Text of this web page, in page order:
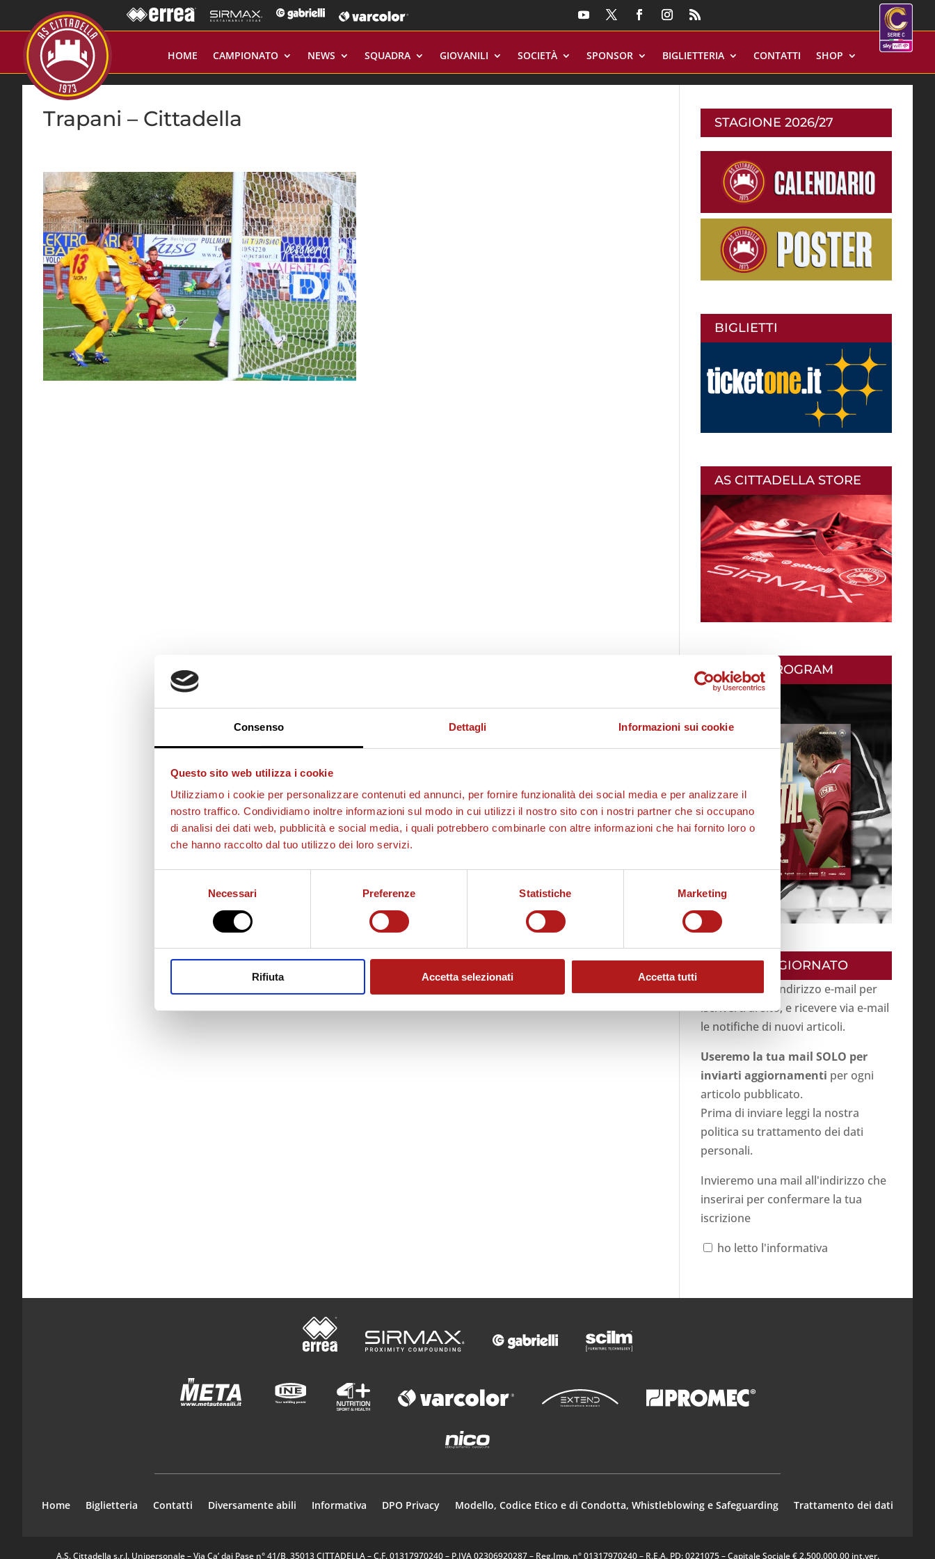
Consenso Dettagli Informazioni sui cookie
Questo sito web utilizza i cookie
Utilizziamo i cookie per personalizzare contenuti ed annunci, per fornire funzionalità dei social media e per analizzare il
nostro traffico. Condividiamo inoltre informazioni sul modo in cui utilizzi il nostro sito con i nostri partner che si occupano
di analisi dei dati web, pubblicità e social media, i quali potrebbero combinarle con altre informazioni che hai fornito loro o
che hanno raccolto dal tuo utilizzo dei loro servizi.
Necessari Preferenze Statistiche Marketing
Rifiuta Accetta selezionati Accetta tutti
HOME CAMPIONATO NEWS SQUADRA GIOVANILI SOCIETÀ SPONSOR BIGLIETTERIA CONTATTI SHOP
Trapani – Cittadella STAGIONE 2026/27
BIGLIETTI
AS CITTADELLA STORE
MATCH PROGRAM
RESTA AGGIORNATO
Inserisci il tuo indirizzo e-mail per
iscriverti al sito, e ricevere via e-mail
le notifiche di nuovi articoli.
Useremo la tua mail SOLO per
inviarti aggiornamenti per ogni
articolo pubblicato.
Prima di inviare leggi la nostra
politica su trattamento dei dati
personali.
Invieremo una mail all'indirizzo che
inserirai per confermare la tua
iscrizione
ho letto l'informativa
Home Biglietteria Contatti Diversamente abili Informativa DPO Privacy Modello, Codice Etico e di Condotta, Whistleblowing e Safeguarding Trattamento dei dati
A.S. Cittadella s.r.l. Unipersonale – Via Ca’ dai Pase n° 41/B, 35013 CITTADELLA – C.F. 01317970240 – P.IVA 02306920287 – Reg.Imp. n° 01317970240 – R.E.A. PD: 0221075 – Capitale Sociale € 2.500.000,00 int.ver.